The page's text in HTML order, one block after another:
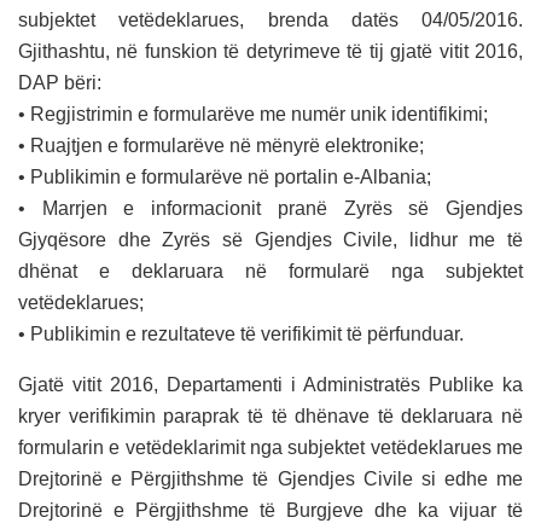
subjektet vetëdeklarues, brenda datës 04/05/2016.
Gjithashtu, në funskion të detyrimeve të tij gjatë vitit 2016,
DAP bëri:
• Regjistrimin e formularëve me numër unik identifikimi;
• Ruajtjen e formularëve në mënyrë elektronike;
• Publikimin e formularëve në portalin e-Albania;
• Marrjen e informacionit pranë Zyrës së Gjendjes
Gjyqësore dhe Zyrës së Gjendjes Civile, lidhur me të
dhënat e deklaruara në formularë nga subjektet
vetëdeklarues;
• Publikimin e rezultateve të verifikimit të përfunduar.
Gjatë vitit 2016, Departamenti i Administratës Publike ka
kryer verifikimin paraprak të të dhënave të deklaruara në
formularin e vetëdeklarimit nga subjektet vetëdeklarues me
Drejtorinë e Përgjithshme të Gjendjes Civile si edhe me
Drejtorinë e Përgjithshme të Burgjeve dhe ka vijuar të